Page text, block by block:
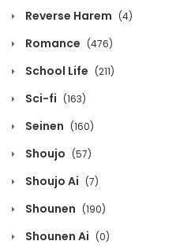
Volume 13 Chapter 4
July 2, 2023
Volume 13 Chapter 3
July 2, 2023
Volume 13 Chapter 1
Reverse Harem (4)
Romance (476)
School Life (211)
Sci-fi (163)
Seinen (160)
Shoujo (57)
Shoujo Ai (7)
Shounen (190)
Shounen Ai (0)